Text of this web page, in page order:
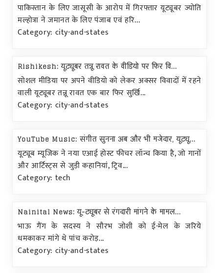
पाकिस्तान के लिए जासूसी के आरोप में गिरफ्तार यूट्यूबर ज्योति
मल्होत्रा ने जमानत के लिए पंजाब एवं हरि...
Category: city-and-states
Rishikesh: यूट्यूबर तन्नू रावत के वीडियो पर फिर वि...
सोशल मीडिया पर अपने वीडियो को लेकर अक्सर विवादों में रहने
वाली यूट्यूबर तन्नू रावत एक बार फिर सुर्खि...
Category: city-and-states
YouTube Music: संगीत सुनना अब और भी मजेदार, यूट्यू...
यूट्यूब म्यूजिक ने नया एआई होस्ट फीचर लॉन्च किया है, जो गानों
और आर्टिस्ट्स से जुड़ी कहानियां, ट्रिव...
Category: tech
Nainital News: यू-ट्यूबर से रंगदारी मांगने के मामल...
भाऊ गैंग के सदस्य ने सौरभ जोशी को ई-मेल के जरिये
धमकाकर मांगे थे पांच करोड़...
Category: city-and-states